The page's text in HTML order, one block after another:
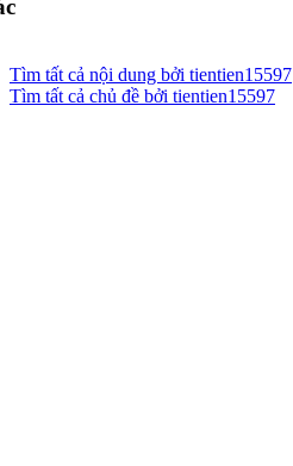
Tìm tất cả nội dung bởi tientien15597
Tìm tất cả chủ đề bởi tientien15597